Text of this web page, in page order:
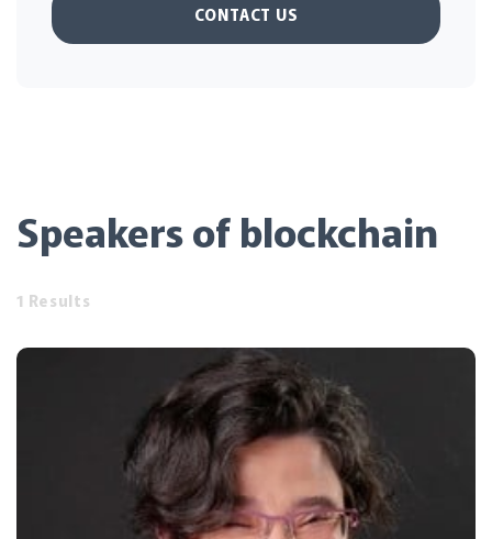
CONTACT US
Speakers of blockchain
1 Results